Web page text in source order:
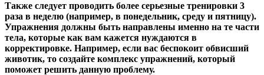
Также следует проводить более серьезные тренировки 3
раза в неделю (например, в понедельник, среду и пятницу).
Упражнения должны быть направлены именно на те части
тела, которые как вам кажется нуждаются в
корректировке. Например, если вас беспокоит обвисший
животик, то создайте комплекс упражнений, который
поможет решить данную проблему.